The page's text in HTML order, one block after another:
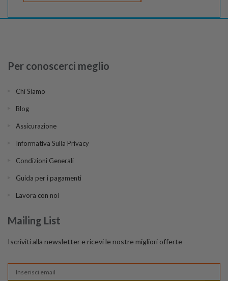
Per conoscerci meglio
Chi Siamo
Blog
Assicurazione
Informativa Sulla Privacy
Condizioni Generali
Guida per i pagamenti
Lavora con noi
Mailing List
Iscriviti alla newsletter e ricevi le nostre migliori offerte